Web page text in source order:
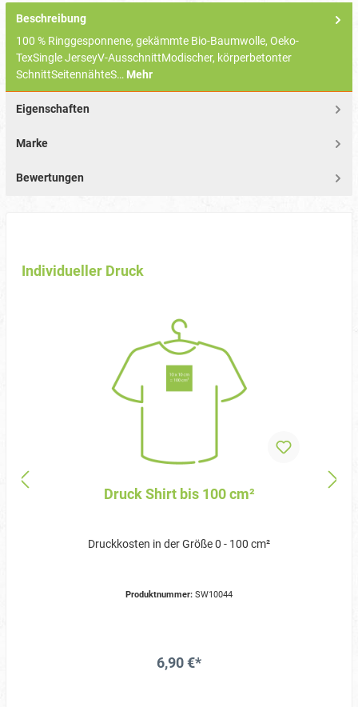
Beschreibung
100 % Ringgesponnene, gekämmte Bio-Baumwolle, Oeko-
TexSingle JerseyV-AusschnittModischer, körperbetonter
SchnittSeitennähteS… Mehr
Eigenschaften
Marke
Bewertungen
Individueller Druck
Druck Shirt bis 100 cm²
Druckkosten in der Größe 0 - 100 cm²
Produktnummer: SW10044
6,90 €*